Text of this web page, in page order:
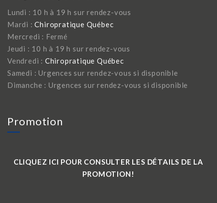
Lundi : 10 h à 19 h sur rendez-vous
Mardi :Chiropratique Québec
Mercredi : Fermé
Jeudi : 10 h à 19 h sur rendez-vous
Vendredi : Chiropratique Québec
Samedi : Urgences sur rendez-vous si disponible
Dimanche : Urgences sur rendez-vous si disponible
Promotion
CLIQUEZ ICI POUR CONSULTER LES DÉTAILS DE LA
PROMOTION!